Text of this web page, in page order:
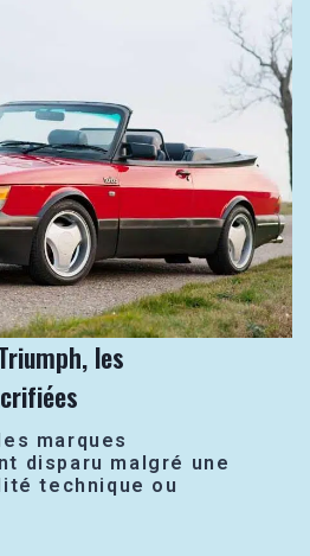
les
marques
disparu malgré une
technique ou